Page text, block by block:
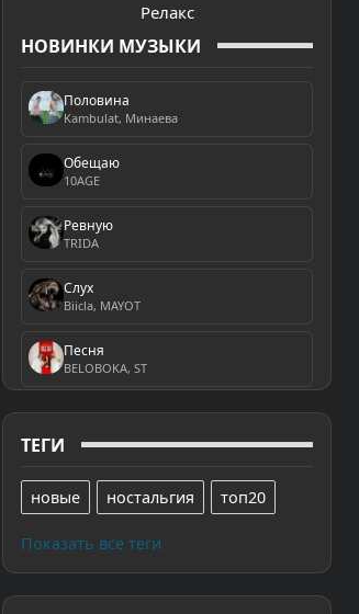
Релакс
НОВИНКИ МУЗЫКИ
Половина
Kambulat, Минаева
Обещаю
10AGE
Ревную
TRIDA
Слух
Biicla, MAYOT
Песня
BELOBOKA, ST
ТЕГИ
новые ностальгия топ20
Показать все теги